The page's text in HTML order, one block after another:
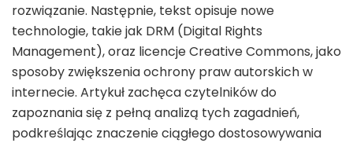
rozwiązanie. Następnie, tekst opisuje nowe
technologie, takie jak DRM (Digital Rights
Management), oraz licencje Creative Commons, jako
sposoby zwiększenia ochrony praw autorskich w
internecie. Artykuł zachęca czytelników do
zapoznania się z pełną analizą tych zagadnień,
podkreślając znaczenie ciągłego dostosowywania